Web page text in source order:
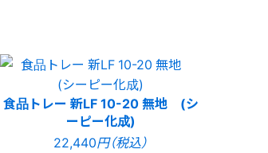
食品トレー 新LF 10-20 無地 (シ
ーピー化成)
22,440円（税込）